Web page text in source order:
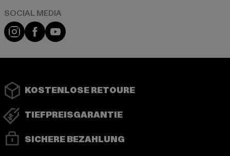
Instagram
FacebookYouTube
KOSTENLOSE RETOURE
TIEFPREISGARANTIE
SICHERE BEZAHLUNG